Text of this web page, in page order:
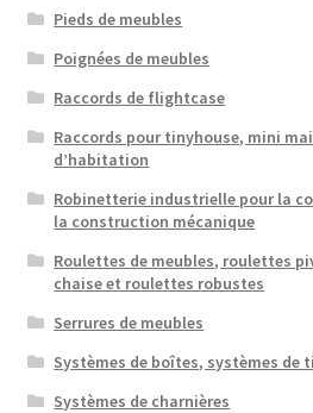
Pieds de meubles
Poignées de meubles
Raccords de flightcase
Raccords pour tinyhouse, mini
d’habitation
Robinetterie industrielle pour la
la construction mécanique
Roulettes de meubles, roulettes
chaise et roulettes robustes
Serrures de meubles
Systèmes de boîtes, systèmes de
Systèmes de charnières